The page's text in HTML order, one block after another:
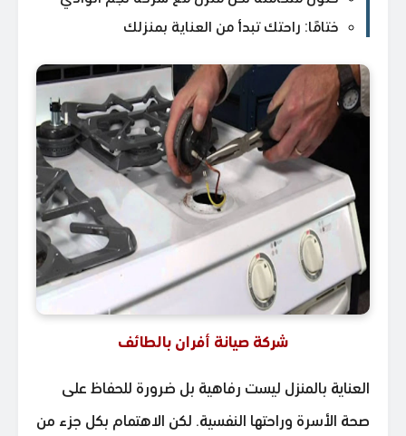
ختامًا: راحتك تبدأ من العناية بمنزلك
شركة صيانة أفران بالطائف
العناية بالمنزل ليست رفاهية بل ضرورة للحفاظ على
صحة الأسرة وراحتها النفسية. لكن الاهتمام بكل جزء من